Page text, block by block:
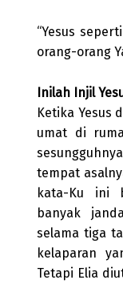
“Yesus
orang-orang
Inilah Injil
Ketika Yesus
umat di
tempat
kata-Ku ini
banyak
selama tiga
kelaparan
Tetapi Elia